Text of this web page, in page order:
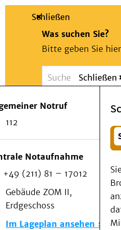
Suche
Schließen
Was suchen Sie?
Bitte geben Sie
Wählen Sie ein
Schließen
Notruf
112
Notaufnahme
+49 (211) 81 – 17012
Gebäude ZOM II,
Erdgeschoss
Im Lageplan ansehen
Patienten & Besucher
Als Patient am
Beratung und
Veranstaltungen
Kommunikation
Notfall
Forschung & Lehre
Medizinische